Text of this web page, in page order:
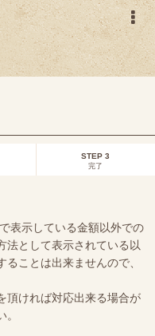
STEP 3
完了
表示している金額以外での
法として表示されている以
ことは出来ませんので、
頂ければ対応出来る場合が